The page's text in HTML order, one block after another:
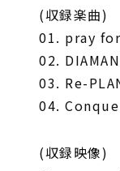
(収録楽曲)
01. pray
02.
03. Re-
04.
(収録映像)